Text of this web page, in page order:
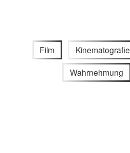
Film Kinematografie
Wahrnehmung